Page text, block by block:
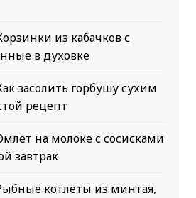
из кабачков с
в духовке
засолить горбушу сухим
рецепт
на молоке с сосисками
завтрак
котлеты из минтая,